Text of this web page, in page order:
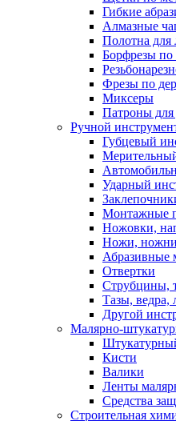
Гибкие
Алмазные
Полотна для
Борфрезы по
Фрезы по
Миксеры
Патроны для
Ручной
Губцевый
Ударный
Монтажные
Ножовки,
Ножи,
Абразивные
Отвертки
Cтрубцины,
Тазы, ведра,
Другой
Малярно-
Кисти
Валики
Ленты
Средства
Строительная